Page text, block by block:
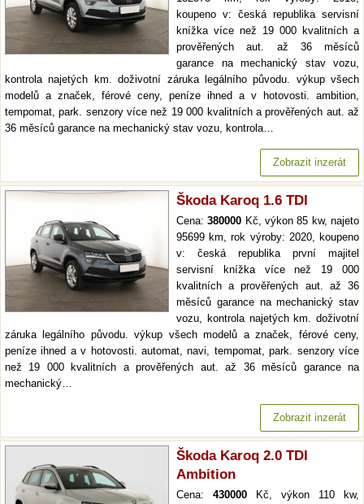
koupeno v: česká republika servisní
knížka více než 19 000 kvalitních a
prověřených aut. až 36 měsíců
garance na mechanický stav vozu,
kontrola najetých km. doživotní záruka legálního původu. výkup všech
modelů a značek, férové ceny, peníze ihned a v hotovosti. ambition,
tempomat, park. senzory více než 19 000 kvalitních a prověřených aut. až
36 měsíců garance na mechanický stav vozu, kontrola…
Zobrazit inzerát
Škoda Karoq 1.6 TDI
Cena:380000 Kč, výkon 85 kw, najeto
95699 km, rok výroby: 2020, koupeno
v: česká republika první majitel
servisní knížka více než 19 000
kvalitních a prověřených aut. až 36
měsíců garance na mechanický stav
vozu, kontrola najetých km. doživotní
záruka legálního původu. výkup všech modelů a značek, férové ceny,
peníze ihned a v hotovosti. automat, navi, tempomat, park. senzory více
než 19 000 kvalitních a prověřených aut. až 36 měsíců garance na
mechanický…
Zobrazit inzerát
Škoda Karoq 2.0 TDI
Ambition
Cena: 430000 Kč, výkon 110 kw,